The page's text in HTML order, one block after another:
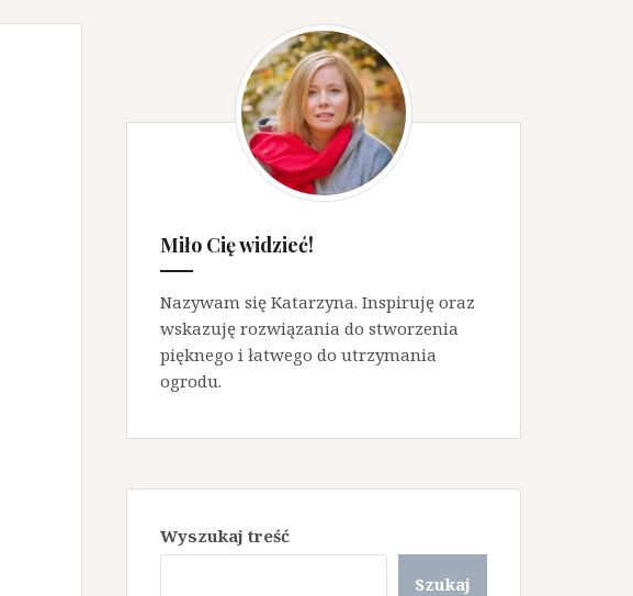
Miło Cię widzieć!
Nazywam się Katarzyna. Inspiruję oraz
wskazuję rozwiązania do stworzenia
pięknego i łatwego do utrzymania
ogrodu.
Wyszukaj treść
Szukaj